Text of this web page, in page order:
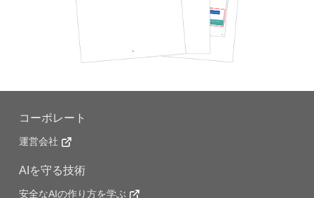
コーポレート
運営会社
AIを守る技術
安全なAIの作り方を学ぶ